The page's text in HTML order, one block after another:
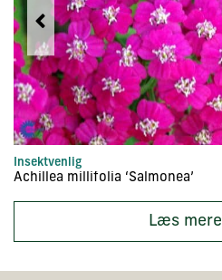
Insektvenlig
Achillea millifolia ‘Salmonea’
Læs mere